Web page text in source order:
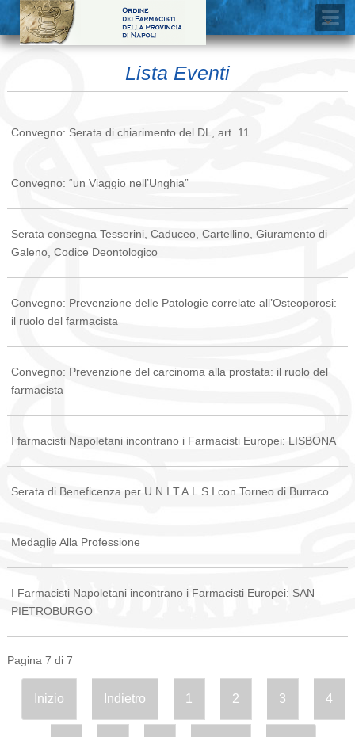
Lista Eventi
Convegno: Serata di chiarimento del DL, art. 11
Convegno: “un Viaggio nell’Unghia”
Serata consegna Tesserini, Caduceo, Cartellino, Giuramento di
Galeno, Codice Deontologico
Convegno: Prevenzione delle Patologie correlate all’Osteoporosi:
il ruolo del farmacista
Convegno: Prevenzione del carcinoma alla prostata: il ruolo del
farmacista
I farmacisti Napoletani incontrano i Farmacisti Europei: LISBONA
Serata di Beneficenza per U.N.I.T.A.L.S.I con Torneo di Burraco
Medaglie Alla Professione
I Farmacisti Napoletani incontrano i Farmacisti Europei: SAN
PIETROBURGO
Pagina 7 di 7
Inizio Indietro 1 2 3 4